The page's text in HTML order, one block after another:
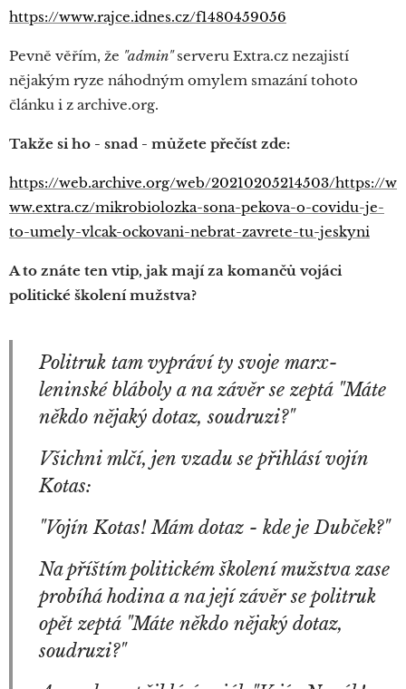
https://www.rajce.idnes.cz/f1480459056
Pevně věřím, že "admin"serveru Extra.cz nezajistí
nějakým ryze náhodným omylem smazání tohoto
článku i z archive.org.
Takže si ho - snad - můžete přečíst zde:
https://web.archive.org/web/20210205214503/https://w
ww.extra.cz/mikrobiolozka-sona-pekova-o-covidu-je-
to-umely-vlcak-ockovani-nebrat-zavrete-tu-jeskyni
A to znáte ten vtip, jak mají za komančů vojáci
politické školení mužstva?
Politruk tam vypráví ty svoje marx-
leninské bláboly a na závěr se zeptá "Máte
někdo nějaký dotaz, soudruzi?"
Všichni mlčí, jen vzadu se přihlásí vojín
Kotas:
"Vojín Kotas! Mám dotaz - kde je Dubček?"
Na příštím politickém školení mužstva zase
probíhá hodina a na její závěr se politruk
opět zeptá "Máte někdo nějaký dotaz,
soudruzi?"